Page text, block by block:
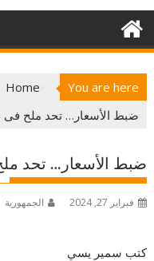
You are here
Home
ضبط الأسعار… تحد ملح فى
ضبط الأسعار… تحد
فبراير 27, 2024 الجمهورية
كتب سمير يسي